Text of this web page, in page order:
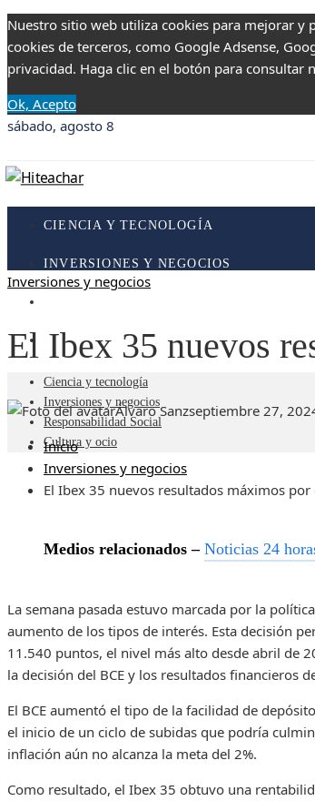
Nuestro sitio web utiliza cookies para mejorar y
cookies de terceros, como Google Adsense,
privacidad. Haga clic en el botón para consultar
Ok, Acepto
sábado, agosto 8
CIENCIA Y TECNOLOGÍA
INVERSIONES Y NEGOCIOS
CULTURA Y OCIO
Ciencia y tecnología
Inversiones y negocios
Responsabilidad Social
Cultura y ocio
Inversiones y negocios
El Ibex 35 nuevos
Álvaro Sanzseptiembre 27,
Inicio
Inversiones y negocios
El Ibex 35 nuevos resultados máximos por
Medios relacionados – Noticias 24
La semana pasada estuvo marcada por la
aumento de los tipos de interés. Esta decisión
11.540 puntos, el nivel más alto desde abril de
la decisión del BCE y los resultados financieros
El BCE aumentó el tipo de la facilidad de
el inicio de un ciclo de subidas que podría
inflación aún no alcanza la meta del 2%.
Como resultado, el Ibex 35 obtuvo una